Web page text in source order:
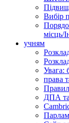
Вибір
місць/
учням
Увага:
права
ДПА